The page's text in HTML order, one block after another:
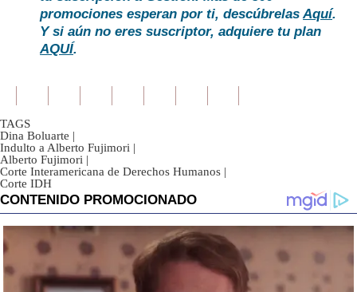
promociones esperan por ti, descúbrelasAquí.
Y si aún no eres suscriptor, adquiere tu plan
AQUÍ.
TAGS
Dina Boluarte |
Indulto a Alberto Fujimori |
Alberto Fujimori |
Corte Interamericana de Derechos Humanos |
Corte IDH